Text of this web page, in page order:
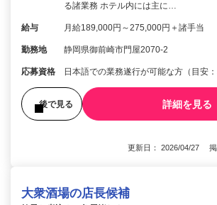
る諸業務 ホテル内には主に…
給与 月給189,000円～275,000円＋諸手当
勤務地 静岡県御前崎市門屋2070-2
応募資格 日本語での業務遂行が可能な方（目安
後で見る 詳細を見る
更新日： 2026/04/27 掲
大衆酒場の店長候補